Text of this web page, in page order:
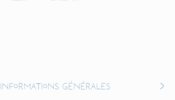
Informations générales